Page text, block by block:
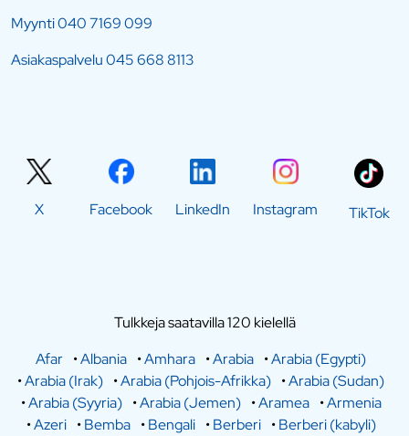
Myynti040 7169 099
Asiakaspalvelu045 668 8113
X Facebook LinkedIn Instagram TikTok
Tulkkeja saatavilla 120 kielellä
Afar •Albania •Amhara •Arabia •Arabia (Egypti)
•Arabia (Irak) •Arabia (Pohjois-Afrikka) •Arabia (Sudan)
•Arabia (Syyria) •Arabia (Jemen) •Aramea •Armenia
•Azeri •Bemba •Bengali •Berberi •Berberi (kabyli)